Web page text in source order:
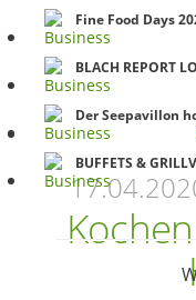
Fine Food Days
BLACH REPORT
Der Seepavillon
BUFFETS &